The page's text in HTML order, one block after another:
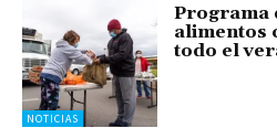
NOTICIAS
Programa
alimentos
todo el